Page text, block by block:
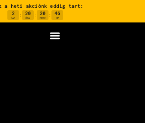
a heti akciónk eddig tart:
2
NAP
: 20
ÓRA
: 20
PERC
: 45
MP